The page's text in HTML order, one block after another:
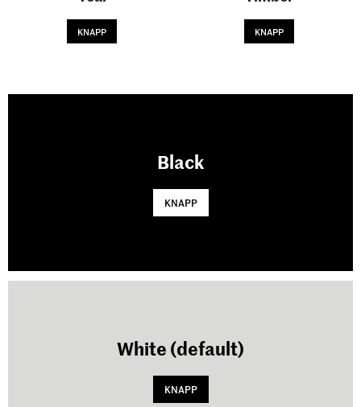
KNAPP KNAPP
Black
KNAPP
White (default)
KNAPP